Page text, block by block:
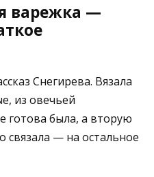
варежка —
Снегирева. Вязала
из овечьей
готова была, а вторую
— на остальное